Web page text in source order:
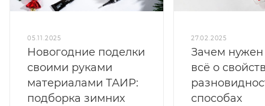
05.11.2025
Новогодние поделки
своими руками
материалами ТАИР:
подборка зимних
27.02.2025
Зачем нужен
всё о
способах